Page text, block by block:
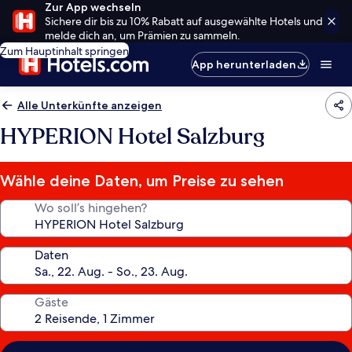
Zur App wechseln
Sichere dir bis zu 10% Rabatt auf ausgewählte Hotels und
melde dich an, um Prämien zu sammeln.
Zum Hauptinhalt springen
App herunterladen
Alle Unterkünfte anzeigen
HYPERION Hotel Salzburg
Wähle deine Daten, um Preise zu sehen
Wo soll’s hingehen?
Daten
Gäste